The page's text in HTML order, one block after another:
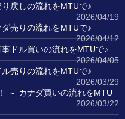
戻しの流れをMTUで♪
2026/04/19
売りの流れをMTUで♪
2026/04/12
ドル買いの流れをMTUで♪
2026/04/05
売りの流れをMTUで♪
2026/03/29
～ カナダ買いの流れをMTU
2026/03/22